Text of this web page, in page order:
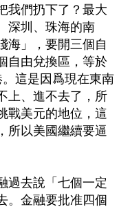
我們扔下了？最大
深圳、珠海的南
海」，要開三個自
自由兌換區，等於
這是因爲現在東南
上、進不去了，所
戰美元的地位，這
所以美國繼續要逼
過去說「七個一定
。金融要批准四個